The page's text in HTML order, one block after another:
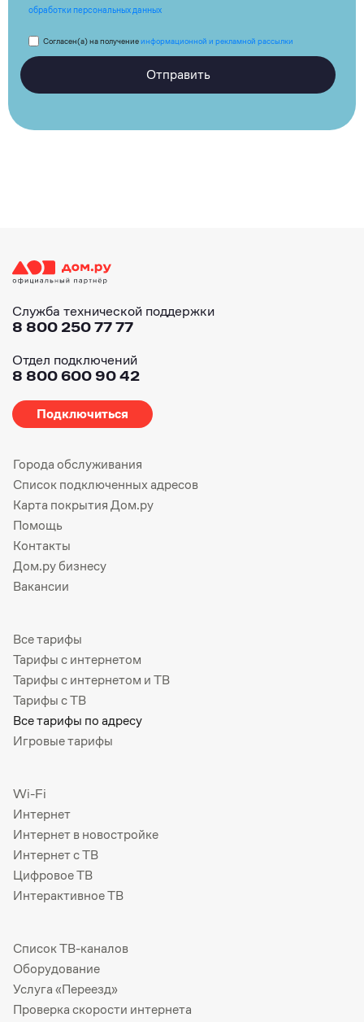
обработки персональных данных
Согласен(а) на получениеинформационной и рекламной рассылки
Отправить
Служба технической поддержки
8 800 250 77 77
Отдел подключений
8 800 600 90 42
Подключиться
Города обслуживания
Список подключенных адресов
Карта покрытия Дом.ру
Помощь
Контакты
Дом.ру бизнесу
Вакансии
Все тарифы
Тарифы с интернетом
Тарифы с интернетом и ТВ
Тарифы с ТВ
Все тарифы по адресу
Игровые тарифы
Wi-Fi
Интернет
Интернет в новостройке
Интернет с ТВ
Цифровое ТВ
Интерактивное ТВ
Список ТВ-каналов
Оборудование
Услуга «Переезд»
Проверка скорости интернета